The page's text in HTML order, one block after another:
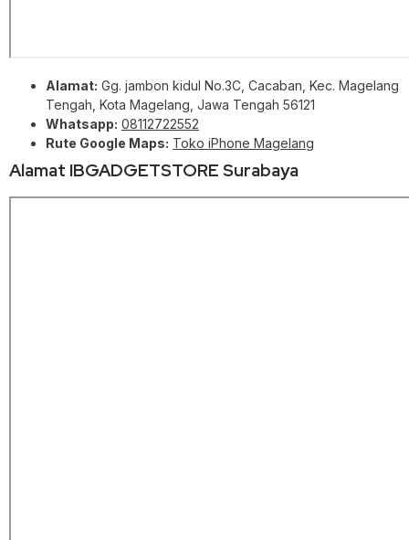
Alamat: Gg. jambon kidul No.3C, Cacaban, Kec. Magelang
Tengah, Kota Magelang, Jawa Tengah 56121
Whatsapp: 08112722552
Rute Google Maps: Toko iPhone Magelang
Alamat IBGADGETSTORE Surabaya